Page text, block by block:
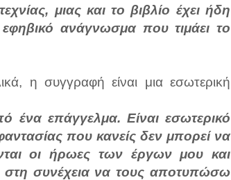
μιας και το βιβλίο έχει ήδη
ανάγνωσμα που τιμάει το
η συγγραφή είναι μια εσωτερική
ένα επάγγελμα. Είναι εσωτερικό
που κανείς δεν μπορεί να
οι ήρωες των έργων μου και
συνέχεια να τους αποτυπώσω